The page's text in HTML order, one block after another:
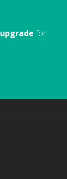
upgrade for